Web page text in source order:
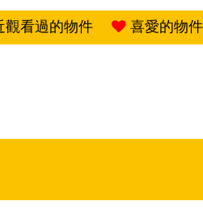
觀看過的物件 喜愛的物件